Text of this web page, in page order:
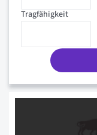
Tragfähigkeit